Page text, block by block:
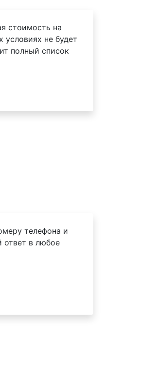
стоимость на
условиях не будет
полный список
телефона и
ответ в любое